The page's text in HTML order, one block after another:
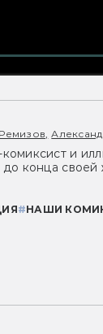
и
конца своей
#НАШИ